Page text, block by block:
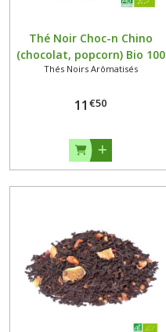
Thé Noir Choc-n Chino
(chocolat, popcorn) Bio 100
grammes
Thés Noirs Arômatisés
11 €50